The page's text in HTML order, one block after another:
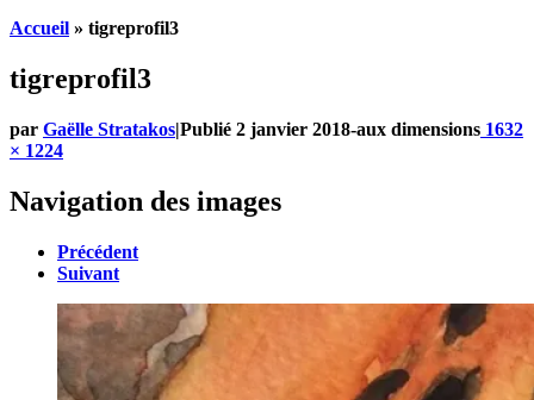
Accueil » tigreprofil3
tigreprofil3
par Gaëlle Stratakos|Publié 2 janvier 2018-aux dimensions 1632
× 1224
Navigation des images
Précédent
Suivant